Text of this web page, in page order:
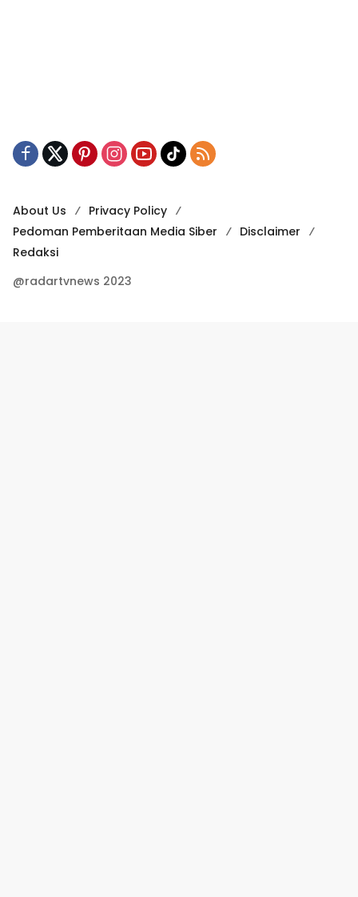
About Us
Privacy Policy
Pedoman Pemberitaan Media Siber
Disclaimer
Redaksi
@radartvnews 2023